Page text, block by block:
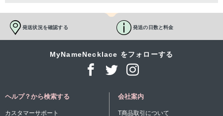
発送状況を確認する 発送の日数と料金
MyNameNecklace をフォローする
ヘルプ？から検索する
カスタマーサポート
会社案内
T商品取引について